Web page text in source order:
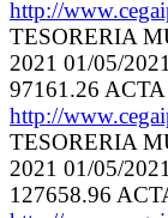
http://
TESORERIA
2021 01/05/
97161.26
http://
TESORERIA
2021 01/05/
127658.96